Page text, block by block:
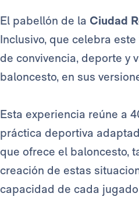
El pabellón de la Ciudad
Inclusivo, que celebra
de convivencia, deporte y
baloncesto, en sus
Esta experiencia reúne a
práctica deportiva
que ofrece el baloncesto,
creación de estas
capacidad de cada